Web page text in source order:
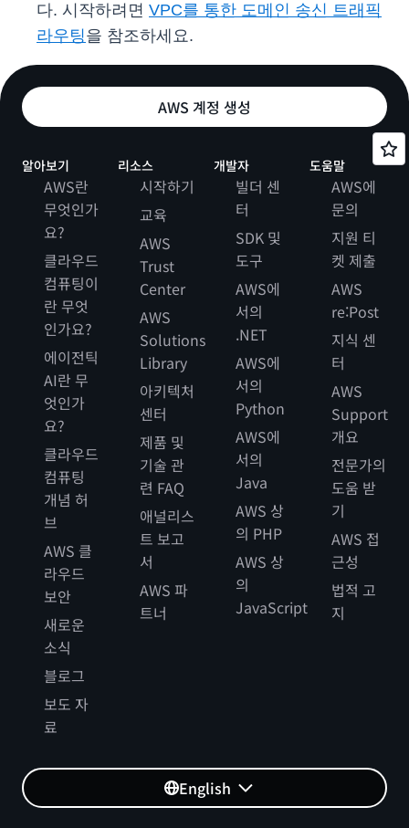
다. 시작하려면 VPC를 통한 도메인 송신 트래픽
라우팅을 참조하세요.
AWS 계정 생성
알아보기
AWS란
무엇인가
요?
클라우드
컴퓨팅이
란 무엇
인가요?
에이전틱
AI란 무
엇인가
요?
클라우드
컴퓨팅
개념 허
브
AWS 클
라우드
보안
새로운
소식
블로그
보도 자
료
리소스
시작하기
교육
AWS
Trust
Center
AWS
Solutions
Library
아키텍처
센터
제품 및
기술 관
련 FAQ
애널리스
트 보고
서
AWS 파
트너
개발자
빌더 센
터
SDK 및
도구
AWS에
서의
.NET
AWS에
서의
Python
AWS에
서의
Java
AWS 상
의 PHP
AWS 상
의
JavaScript
도움말
AWS에
문의
지원 티
켓 제출
AWS
re:Post
지식 센
터
AWS
Support
개요
전문가의
도움 받
기
AWS 접
근성
법적 고
지
English